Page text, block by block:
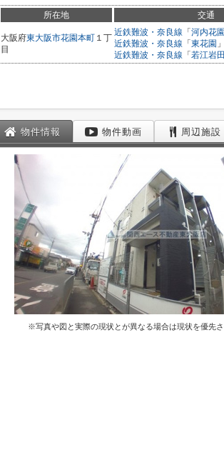
所在地 交通
大阪府東大阪市花園本町 １丁
目
近鉄難波・奈良線 「 河内花園
近鉄難波・奈良線 「 東花園
近鉄難波・奈良線 「 若江岩田
物件情報 物件動画 周辺施設
※写真や図と実際の現状とが異なる場合は現状を優先